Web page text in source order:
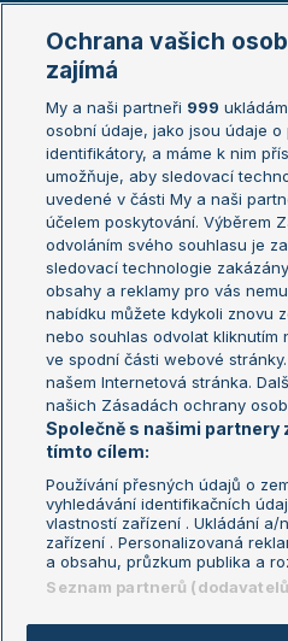
Žebříčky
Žebříček ATP (muži)
Žebříček WTA (ženy)
Sázkařský žebříček
US
Aktualní trendy
Fotbalové přestupy
Livesport Daily
LS Prague Open
Podmínky užití
GDPR a žurnalistika
Kontakt
Ochrana vašich
zajímá
My a naši partneři 999
osobní údaje, jako jsou údaje
identifikátory, a máme k nim
umožňuje, aby sledovací
uvedené v části My a naši
účelem poskytování. Výběrem
odvoláním svého souhlasu je
sledovací technologie
obsahy a reklamy pro vás
nabídku můžete kdykoli znovu
nebo souhlas odvolat kliknutím
ve spodní části webové
našem Internetová stránka.
našich Zásadách ochrany
Společně s našimi partnery
tímto cílem:
Používání přesných údajů o
vyhledávání identifikačních
vlastností zařízení . Ukládání
zařízení . Personalizovaná
a obsahu, průzkum publika a
Seznam partnerů